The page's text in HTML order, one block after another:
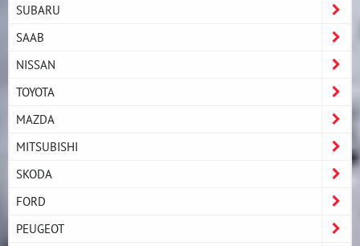
SUBARU
SAAB
NISSAN
TOYOTA
MAZDA
MITSUBISHI
SKODA
FORD
PEUGEOT